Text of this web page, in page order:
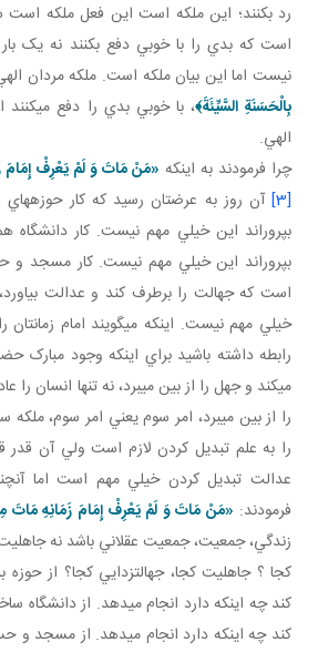
رد بکنند؛ اين ملکه است اين فعل ملکه است
است که بدي را با خوبي دفع بکنند نه يک بار
نيست اما اين بيان ملکه است. ملکه مردان
بِالْحَسَنَةِ السَّيِّئَةَ﴾، با خوبي بدي را دفع مي
الهي.
چرا فرمودند به اينکه «مَنْ مَاتَ وَ لَمْ يَعْرِفْ إِمَامَ
[3]
آن روز به عرضتان رسيد که کار حوزه
بپروراند اين خيلي مهم نيست. کار
بپروراند اين خيلي مهم نيست. کار مسجد و
است که جهالت را برطرف کند و عدالت
خيلي مهم نيست. اينکه مي گويند امام زمانتان
رابطه داشته باشيد براي اينکه وجود مبارک
مي کند و جهل را از بين مي برد، نه تنها انسان را
را از بين مي برد، امر سوم يعني امر سوم،
را به علم تبديل کردن لازم است ولي آن قدر
عدالت تبديل کردن خيلي مهم است اما آن
فرمودند: «مَنْ مَاتَ وَ لَمْ يَعْرِفْ إِمَامَ زَمَانِهِ مَاتَ
زندگي، جمعيت، جمعيت عقلاني باشد نه
کجا ؟ جاهليت کجا، جهالت زدايي کجا؟ از حوزه
کند چه اينکه دارد انجام می­دهد. از دانشگاه
کند چه اينکه دارد انجام می­دهد. از مسجد و